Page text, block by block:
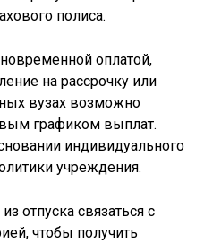
полиса.
оплатой,
на рассрочку или
вузах возможно
графиком выплат.
индивидуального
учреждения.
отпуска связаться с
чтобы получить